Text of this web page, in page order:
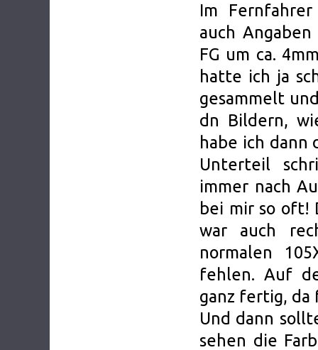
Im
auch
FG um ca.
hatte ich ja
gesammelt
dn Bildern,
habe ich dann
Unterteil
immer nach
bei mir so oft!
war auch
normalen
fehlen. Auf
ganz fertig, da
Und dann
sehen die